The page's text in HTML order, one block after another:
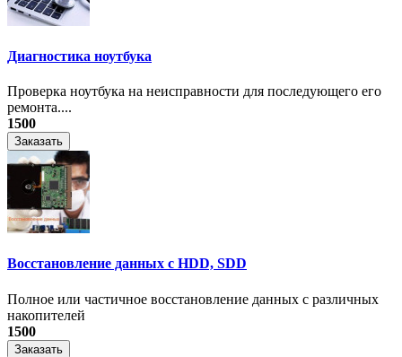
Диагностика ноутбука
Проверка ноутбука на неисправности для последующего его
ремонта....
1500
Заказать
Восстановление данных с HDD, SDD
Полное или частичное восстановление данных с различных
накопителей
1500
Заказать